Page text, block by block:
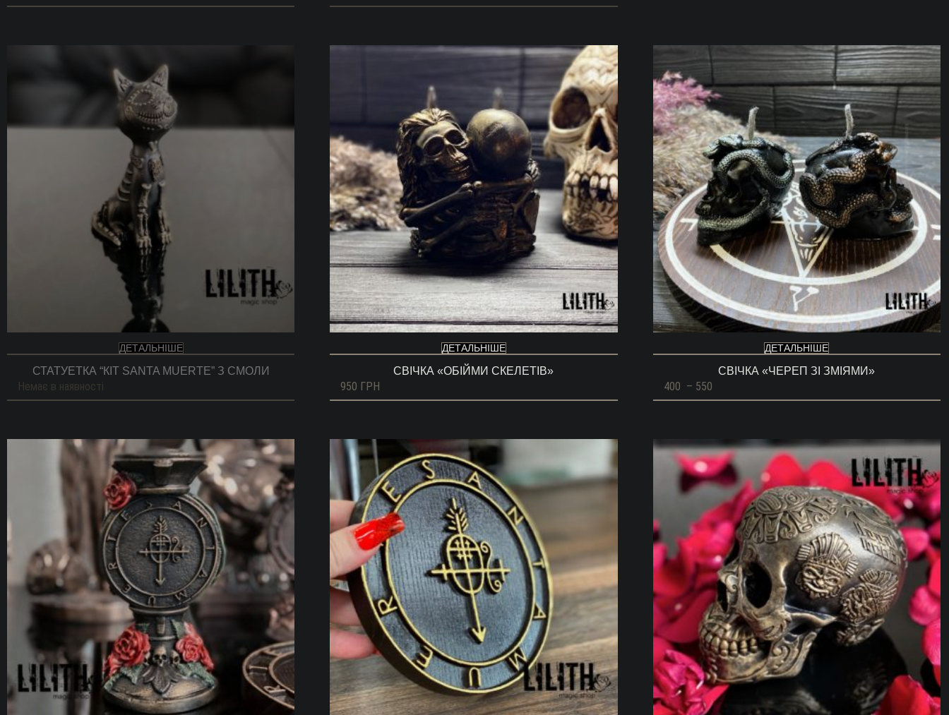
ДЕТАЛЬНІШЕ
СТАТУЕТКА “КІТ SANTA MUERTE” З СМОЛИ
Немає в наявності
ДЕТАЛЬНІШЕ
СВІЧКА «ОБІЙМИ СКЕЛЕТІВ»
950 ГРН
ДЕТАЛЬНІШЕ
СВІЧКА «ЧЕРЕП ЗІ ЗМІЯМИ»
400 – 550
цін:
550 ГРН